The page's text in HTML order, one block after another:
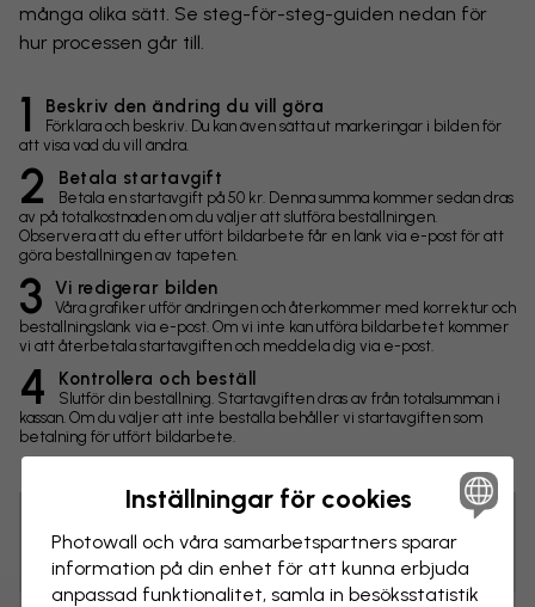
många olika sätt. Se steg-för-steg-guiden nedan för
hur processen går till.
1 Beskriv den ändring du vill göra
Förklara och beskriv. Du kan även sätta ut markeringar i bilden för
att visa vad du vill ändra.
2 Betala startavgift
Betala en startavgift på 50 kr. Denna summa kommer sedan dras
av på totalkostnaden om du väljer att slutföra beställningen.
Observera att du efter utfört bildarbete får en länk via e-post för att
göra beställningen av tapeten.
3 Vi redigerar bilden
Våra grafiker utför ändringen och återkommer med korrektur och
beställningslänk via e-post. Om vi inte kan utföra bildarbetet kommer
vi att återbetala startavgiften och meddela dig via e-post.
4 Kontrollera och beställ
Slutför din beställning. Startavgiften dras av från totalsumman i
kassan. Om du väljer att inte beställa behåller vi startavgiften som
betalning för utfört bildarbete.
Tips! Du kan klicka på bilden för att göra en markering och
skriva en kommentar.
Inställningar för cookies
Photowall och våra samarbets­partners sparar
information på din enhet för att kunna erbjuda
anpassad funktionalitet, samla in besöks­statistik